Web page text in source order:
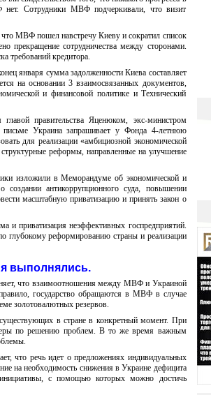
Сотрудники МВФ подчеркивали, что визит
МВФ пошел навстречу Киеву и сократил список
прекращение сотрудничества между сторонами.
требований кредитора.
января сумма задолженности Киева составляет
на основании 3 взаимосвязанных документов,
и финансовой политике и Технический
правительства Яценюком, экс-министром
Украина запрашивает у Фонда 4-летнюю
для реализации «амбициозной экономической
реформы, направленные на улучшение
изложили в Меморандуме об экономической и
антикоррупционного суда, повышении
масштабную приватизацию и принять закон о
и приватизация неэффективных госпредприятий.
глубокому реформированию страны и реализации
выполнялись.
что взаимоотношения между МВФ и Украиной
государство обращаются в МВФ в случае
золотовалютных резервов.
в стране в конкретный момент. При
меры по решению проблем. В то же время важным
что речь идет о предложениях индивидуальных
на необходимость снижения в Украине дефицита
инициативы, с помощью которых можно достичь